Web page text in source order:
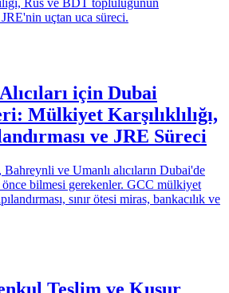
Rus ve BDT topluluğunun
uçtan uca süreci.
için Dubai
Mülkiyet Karşılıklılığı,
ve JRE Süreci
ve Umanlı alıcıların Dubai'de
bilmesi gerekenler. GCC mülkiyet
sınır ötesi miras, bankacılık ve
Teslim ve Kusur